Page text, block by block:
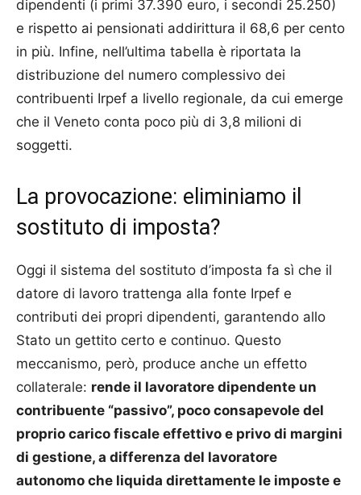
dipendenti (i primi 37.390 euro, i secondi 25.250)
e rispetto ai pensionati addirittura il 68,6 per cento
in più. Infine, nell’ultima tabella è riportata la
distribuzione del numero complessivo dei
contribuenti Irpef a livello regionale, da cui emerge
che il Veneto conta poco più di 3,8 milioni di
soggetti.
La provocazione: eliminiamo il
sostituto di imposta?
Oggi il sistema del sostituto d’imposta fa sì che il
datore di lavoro trattenga alla fonte Irpef e
contributi dei propri dipendenti, garantendo allo
Stato un gettito certo e continuo. Questo
meccanismo, però, produce anche un effetto
collaterale: rende il lavoratore dipendente un
contribuente “passivo”, poco consapevole del
proprio carico fiscale effettivo e privo di margini
di gestione, a differenza del lavoratore
autonomo che liquida direttamente le imposte e